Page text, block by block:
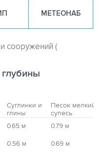
МЕТЕОНАБ
сооружений (
Суглинки и
глины
Песок мелкий,
супесь
0.65 м 0.79 м
0.56 м 0.69 м